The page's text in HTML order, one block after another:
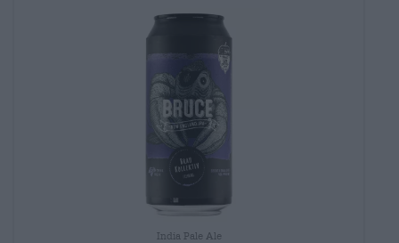
India Pale Ale